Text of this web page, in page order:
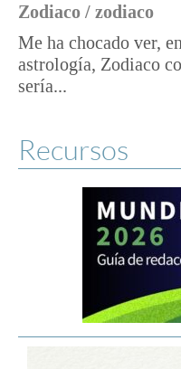
Zodiaco / zodiaco
Me ha chocado ver,
astrología, Zodiaco
sería...
Recursos